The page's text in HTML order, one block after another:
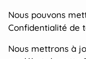
Nous pouvons
Confidentialité de
Nous mettrons à